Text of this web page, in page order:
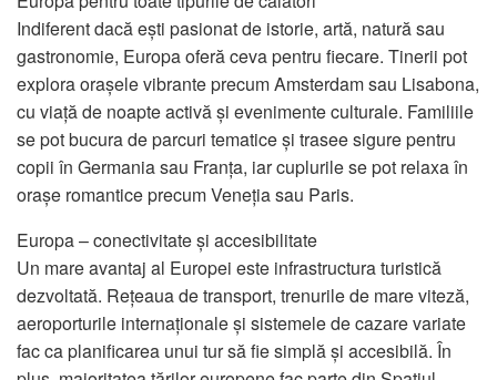
Indiferent dacă ești pasionat de istorie, artă, natură sau
gastronomie, Europa oferă ceva pentru fiecare. Tinerii pot
explora orașele vibrante precum Amsterdam sau Lisabona,
cu viață de noapte activă și evenimente culturale. Familiile
se pot bucura de parcuri tematice și trasee sigure pentru
copii în Germania sau Franța, iar cuplurile se pot relaxa în
orașe romantice precum Veneția sau Paris.
Europa – conectivitate și accesibilitate
Un mare avantaj al Europei este infrastructura turistică
dezvoltată. Rețeaua de transport, trenurile de mare viteză,
aeroporturile internaționale și sistemele de cazare variate
fac ca planificarea unui tur să fie simplă și accesibilă. În